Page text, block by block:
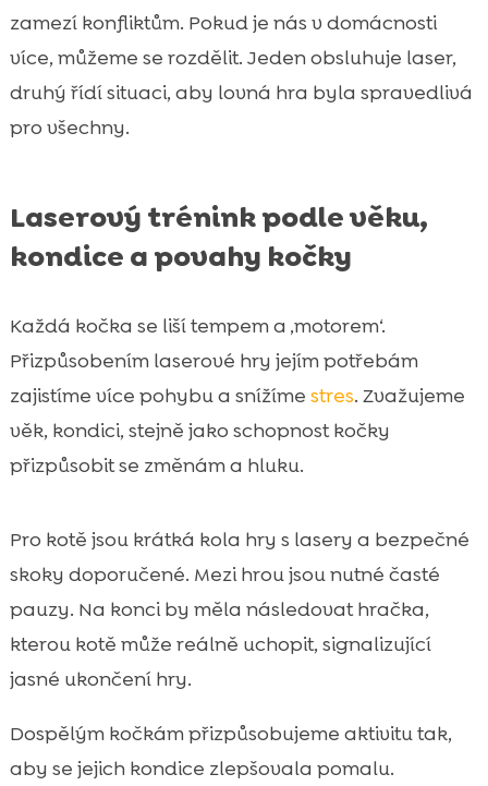
zamezí konfliktům. Pokud je nás v domácnosti
více, můžeme se rozdělit. Jeden obsluhuje laser,
druhý řídí situaci, aby lovná hra byla spravedlivá
pro všechny.
Laserový trénink podle věku,
kondice a povahy kočky
Každá kočka se liší tempem a ‚motorem‘.
Přizpůsobením laserové hry jejím potřebám
zajistíme více pohybu a snížíme stres. Zvažujeme
věk, kondici, stejně jako schopnost kočky
přizpůsobit se změnám a hluku.
Pro kotě jsou krátká kola hry s lasery a bezpečné
skoky doporučené. Mezi hrou jsou nutné časté
pauzy. Na konci by měla následovat hračka,
kterou kotě může reálně uchopit, signalizující
jasné ukončení hry.
Dospělým kočkám přizpůsobujeme aktivitu tak,
aby se jejich kondice zlepšovala pomalu.